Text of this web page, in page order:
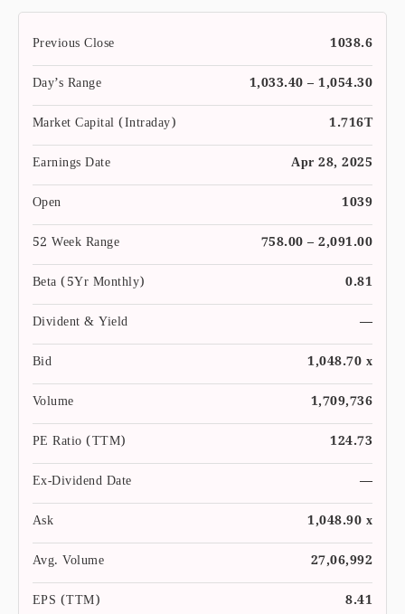
Previous Close
1038.6
Day’s Range
1,033.40 – 1,054.30
Market Capital (Intraday)
1.716T
Earnings Date
Apr 28, 2025
Open
1039
52 Week Range
758.00 – 2,091.00
Beta (5Yr Monthly)
0.81
Divident & Yield
—
Bid
1,048.70 x
Volume
1,709,736
PE Ratio (TTM)
124.73
Ex-Dividend Date
—
Ask
1,048.90 x
Avg. Volume
27,06,992
EPS (TTM)
8.41